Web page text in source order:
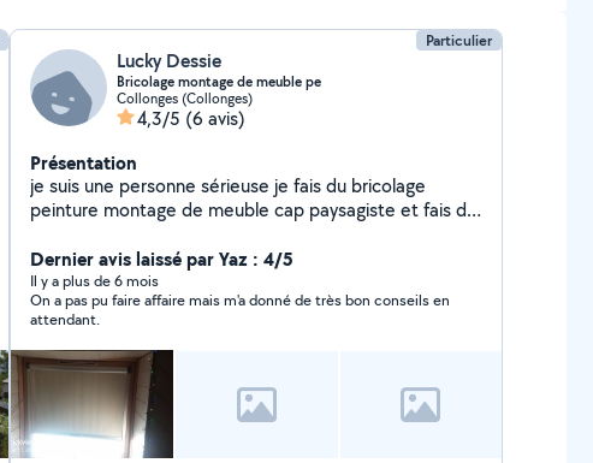
Particulier
Lucky Dessie
Bricolage montage de meuble pe
Collonges (Collonges)
4,3/5 (6 avis)
Présentation
je suis une personne sérieuse je fais du bricolage
peinture montage de meuble cap paysagiste et fais de
Dernier avis laissé par Yaz : 4/5
Il y a plus de 6 mois
On a pas pu faire affaire mais m'a donné de très bon conseils en
attendant.